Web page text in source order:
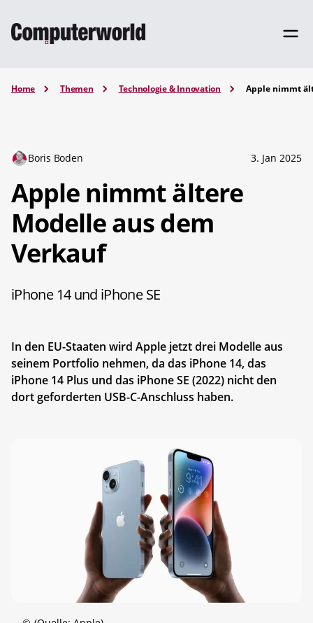
Home Themen Technologie & Innovation Apple nimmt
Boris Boden 3. Jan 2025
Apple nimmt ältere
Modelle aus dem
Verkauf
iPhone 14 und iPhone SE
In den EU-Staaten wird Apple jetzt drei Modelle aus
seinem Portfolio nehmen, da das iPhone 14, das
iPhone 14 Plus und das iPhone SE (2022) nicht den
dort geforderten USB-C-Anschluss haben.